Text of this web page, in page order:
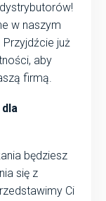
w naszym
już
aby
firmą.
będziesz
się z
Ci